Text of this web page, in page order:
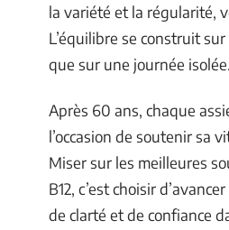
la variété et la régularité,
L’équilibre se construit
que sur une journée isolée.
Après 60 ans, chaque
l’occasion de soutenir sa
Miser sur les meilleures
B12, c’est choisir
de clarté et de confiance